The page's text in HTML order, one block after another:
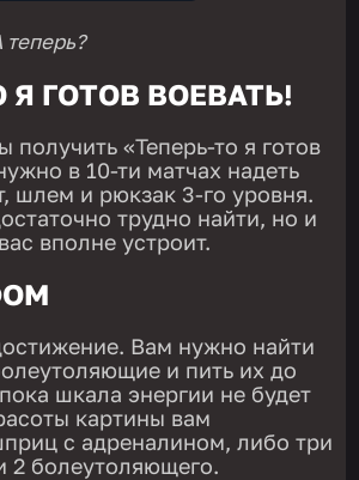
Я ГОТОВ ВОЕВАТЬ!
получить «Теперь-то я готов
в 10-ти матчах надеть
шлем и рюкзак 3-го уровня.
трудно найти, но и
вполне устроит.
Вам нужно найти
и пить их до
шкала энергии не будет
картины вам
с адреналином, либо три
2 болеутоляющего.